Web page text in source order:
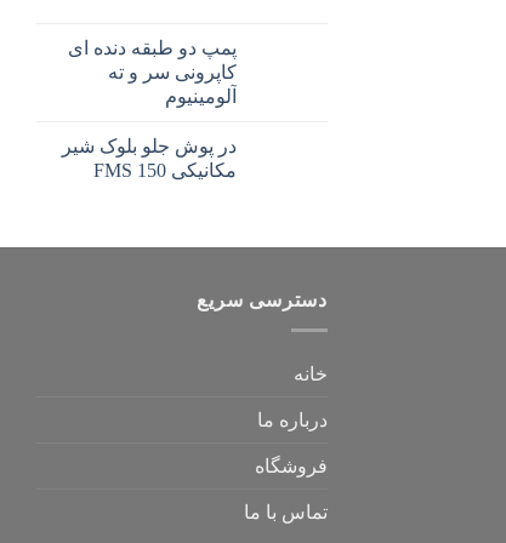
پمپ دو طبقه دنده ای
کاپرونی سر و ته
آلومینیوم
در پوش جلو بلوک شیر
مکانیکی 150 FMS
دسترسی سریع
خانه
درباره ما
فروشگاه
تماس با ما